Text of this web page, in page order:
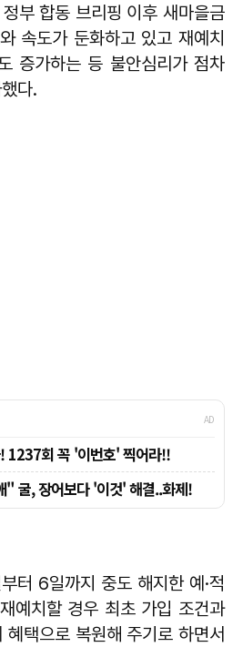
부 합동 브리핑 이후 새마을금
속도가 둔화하고 있고 재예치
증가하는 등 불안심리가 점차
다.
터 6일까지 중도 해지한 예·적
예치할 경우 최초 가입 조건과
택으로 복원해 주기로 하면서